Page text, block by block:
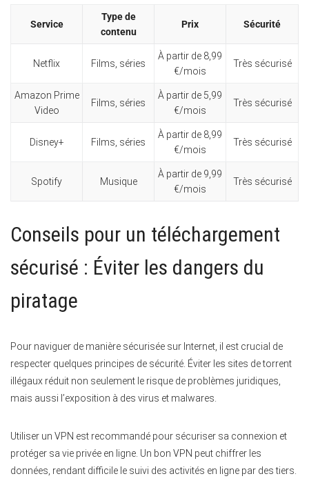
Service
Type de
contenu
Prix Sécurité
Netflix Films, séries
À partir de 8,99
€/mois
Très sécurisé
Amazon Prime
Video
Films, séries
À partir de 5,99
€/mois
Très sécurisé
Disney+ Films, séries
À partir de 8,99
€/mois
Très sécurisé
Spotify Musique
À partir de 9,99
€/mois
Très sécurisé
Conseils pour un téléchargement
sécurisé : Éviter les dangers du
piratage
Pour naviguer de manière sécurisée sur Internet, il est crucial de
respecter quelques principes de sécurité. Éviter les sites de torrent
illégaux réduit non seulement le risque de problèmes juridiques,
mais aussi l’exposition à des virus et malwares.
Utiliser un VPN est recommandé pour sécuriser sa connexion et
protéger sa vie privée en ligne. Un bon VPN peut chiffrer les
données, rendant difficile le suivi des activités en ligne par des tiers.